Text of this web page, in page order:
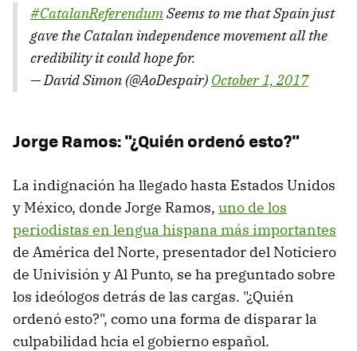
#CatalanReferendumSeems to me that Spain just
gave the Catalan independence movement all the
credibility it could hope for.
— David Simon (@AoDespair) October 1, 2017
Jorge Ramos: "¿Quién ordenó esto?"
La indignación ha llegado hasta Estados Unidos
y México, donde Jorge Ramos, uno de los
periodistas en lengua hispana más importantes
de América del Norte, presentador del Noticiero
de Univisión y Al Punto, se ha preguntado sobre
los ideólogos detrás de las cargas. "¿Quién
ordenó esto?", como una forma de disparar la
culpabilidad hcia el gobierno español.